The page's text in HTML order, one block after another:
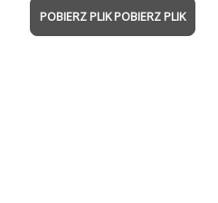
POBIERZ PLIK